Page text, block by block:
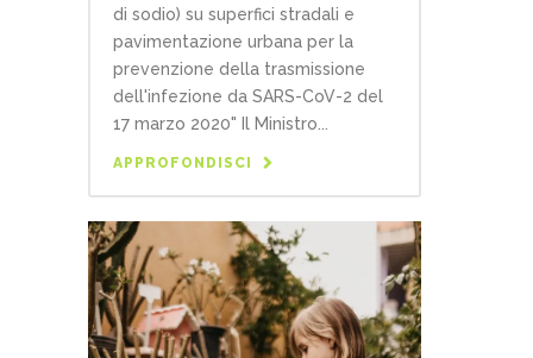
di sodio) su superfici stradali e
pavimentazione urbana per la
prevenzione della trasmissione
dell'infezione da SARS-CoV-2 del
17 marzo 2020" Il Ministro...
APPROFONDISCI